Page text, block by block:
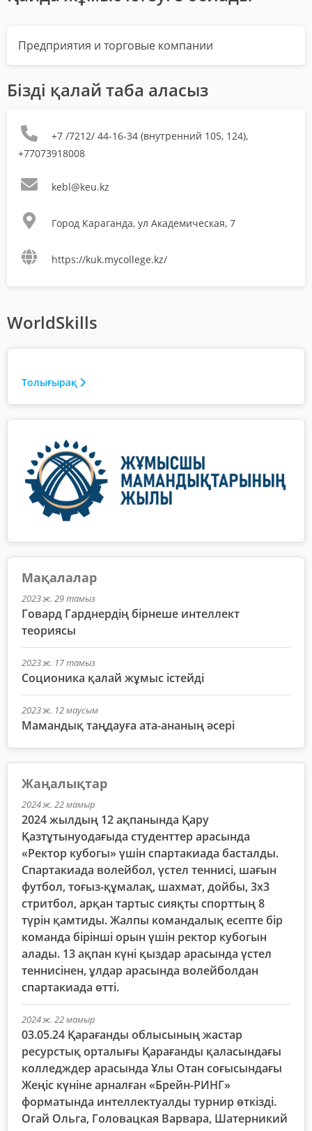
Предприятия и торговые компании
Бізді қалай таба аласыз
+7 /7212/ 44-16-34 (внутренний 105, 124),
+77073918008
kebl@keu.kz
Город Караганда, ул Академическая, 7
https://kuk.mycollege.kz/
WorldSkills
Толығырақ
Мақалалар
2023 ж. 29 тамыз
Говард Гарднердің бірнеше интеллект
теориясы
2023 ж. 17 тамыз
Соционика қалай жұмыс істейді
2023 ж. 12 маусым
Мамандық таңдауға ата-ананың әсері
Жаңалықтар
2024 ж. 22 мамыр
2024 жылдың 12 ақпанында Қару
Қазтұтынуодағыда студенттер арасында
«Ректор кубогы» үшін спартакиада басталды.
Спартакиада волейбол, үстел теннисі, шағын
футбол, тоғыз-құмалақ, шахмат, дойбы, 3х3
стритбол, арқан тартыс сияқты спорттың 8
түрін қамтиды. Жалпы командалық есепте бір
команда бірінші орын үшін ректор кубогын
алады. 13 ақпан күні қыздар арасында үстел
теннисінен, ұлдар арасында волейболдан
спартакиада өтті.
2024 ж. 22 мамыр
03.05.24 Қарағанды ​​облысының жастар
ресурстық орталығы Қарағанды ​​қаласындағы
колледждер арасында Ұлы Отан соғысындағы
Жеңіс күніне арналған «Брейн-РИНГ»
форматында интеллектуалды турнир өткізді.
Огай Ольга, Головацкая Варвара, Шатерникий